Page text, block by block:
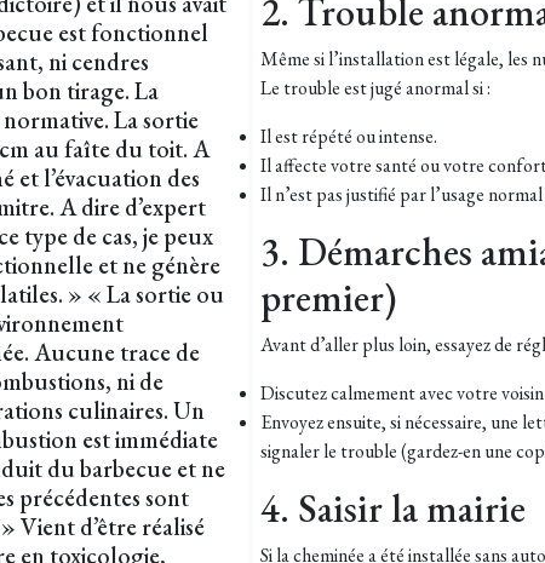
est fonctionnel
ni cendres
bon tirage. La
La sortie
au faîte du toit. A
et l’évacuation des
A dire d’expert
type de cas, je peux
et ne génère
» « La sortie ou
Aucune trace de
ni de
culinaires. Un
est immédiate
du barbecue et ne
précédentes sont
Vient d’être réalisé
en toxicologie,
2. Trouble
Même si l’installation est légale, les
Le trouble est jugé anormal si :
Il est répété ou intense.
Il affecte votre santé ou votre
Il n’est pas justifié par l’usage
3. Démarches
premier)
Avant d’aller plus loin, essayez de
Discutez calmement avec votre
Envoyez ensuite, si nécessaire, une
signaler le trouble (gardez-en une
4. Saisir la mairie
Si la cheminée a été installée sans